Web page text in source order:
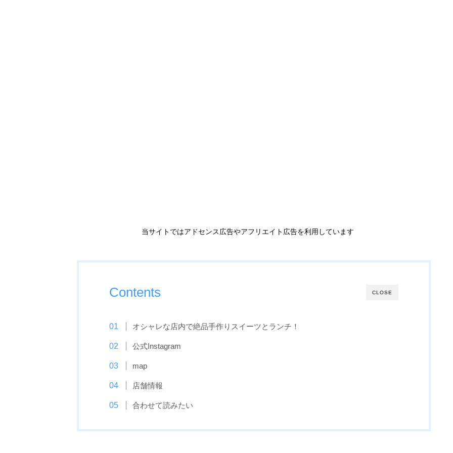
当サイトではアドセンス広告やアフリエイト広告を利用しています
CLOSE
Contents
オシャレな店内で絶品手作りスイーツとランチ！
公式Instagram
map
店舗情報
合わせて読みたい